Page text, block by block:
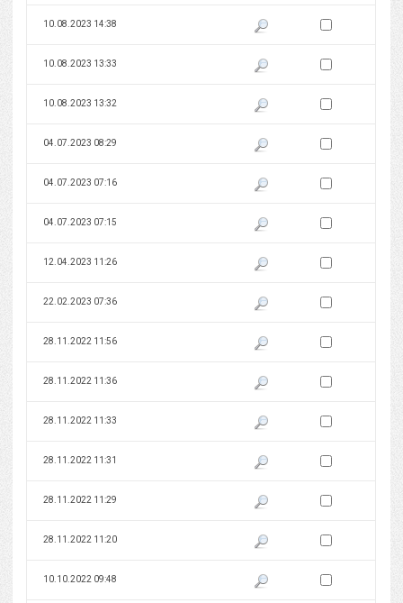
10.08.2023 14:38 Pokaż podgląd wersji z dnia
Zaznacz wersję do
10.08.2023 13:33 Pokaż podgląd wersji z dnia
Zaznacz wersję do
10.08.2023 13:32 Pokaż podgląd wersji z dnia
Zaznacz wersję do
04.07.2023 08:29 Pokaż podgląd wersji z dnia
Zaznacz wersję do
04.07.2023 07:16 Pokaż podgląd wersji z dnia
Zaznacz wersję do
04.07.2023 07:15 Pokaż podgląd wersji z dnia
Zaznacz wersję do
12.04.2023 11:26 Pokaż podgląd wersji z dnia
Zaznacz wersję do
22.02.2023 07:36 Pokaż podgląd wersji z dnia
Zaznacz wersję do
28.11.2022 11:56 Pokaż podgląd wersji z dnia
Zaznacz wersję do
28.11.2022 11:36 Pokaż podgląd wersji z dnia
Zaznacz wersję do
28.11.2022 11:33 Pokaż podgląd wersji z dnia
Zaznacz wersję do
28.11.2022 11:31 Pokaż podgląd wersji z dnia
Zaznacz wersję do
28.11.2022 11:29 Pokaż podgląd wersji z dnia
Zaznacz wersję do
28.11.2022 11:20 Pokaż podgląd wersji z dnia
Zaznacz wersję do
10.10.2022 09:48 Pokaż podgląd wersji z dnia
Zaznacz wersję do